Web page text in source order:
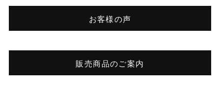
お客様の声
販売商品のご案内